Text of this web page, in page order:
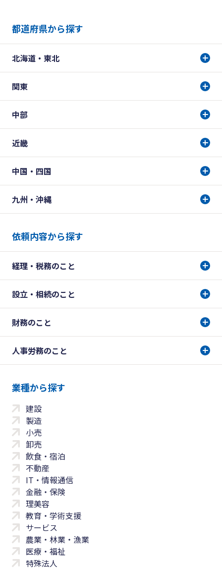
都道府県から探す
北海道・東北
関東
中部
近畿
中国・四国
九州・沖縄
依頼内容から探す
経理・税務のこと
設立・相続のこと
財務のこと
人事労務のこと
業種から探す
建設
製造
小売
卸売
飲食・宿泊
不動産
IT・情報通信
金融・保険
理美容
教育・学術支援
サービス
農業・林業・漁業
医療・福祉
特殊法人